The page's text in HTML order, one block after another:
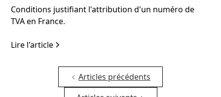
Conditions justifiant l'attribution d'un numéro de
TVA en France.
Lire l'article
Articles précédents